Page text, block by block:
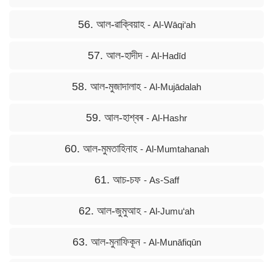
56. আল-ৱাক্বিয়াহ - Al-Wāqi‘ah
57. আল-হাদীদ - Al-Hadīd
58. আল-মুজাদালাহ - Al-Mujādalah
59. আল-হাশ্বৰ - Al-Hashr
60. আল-মুমতাহিনাহ - Al-Mumtahanah
61. আচ-চফ - As-Saff
62. আল-জুমুআহ - Al-Jumu‘ah
63. আল-মুনাফিকূন - Al-Munāfiqūn